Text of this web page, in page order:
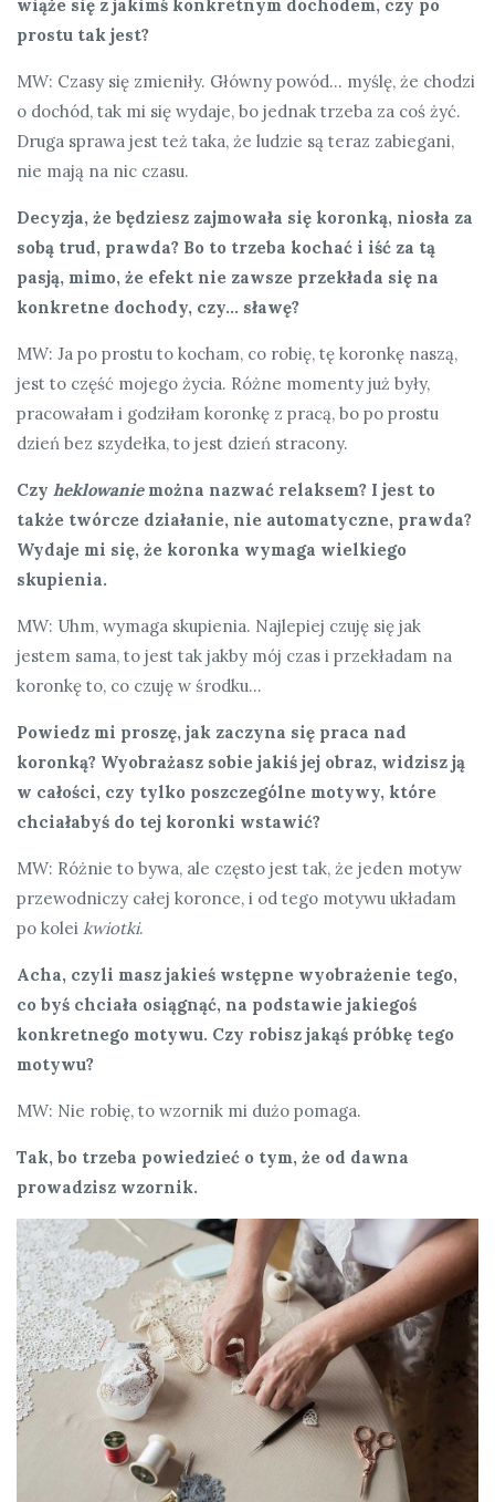
wiąże się z jakimś konkretnym dochodem, czy po
prostu tak jest?
MW: Czasy się zmieniły. Główny powód… myślę, że chodzi
o dochód, tak mi się wydaje, bo jednak trzeba za coś żyć.
Druga sprawa jest też taka, że ludzie są teraz zabiegani,
nie mają na nic czasu.
Decyzja, że będziesz zajmowała się koronką, niosła za
sobą trud, prawda? Bo to trzeba kochać i iść za tą
pasją, mimo, że efekt nie zawsze przekłada się na
konkretne dochody, czy… sławę?
MW: Ja po prostu to kocham, co robię, tę koronkę naszą,
jest to część mojego życia. Różne momenty już były,
pracowałam i godziłam koronkę z pracą, bo po prostu
dzień bez szydełka, to jest dzień stracony.
Czy heklowaniemożna nazwać relaksem? I jest to
także twórcze działanie, nie automatyczne, prawda?
Wydaje mi się, że koronka wymaga wielkiego
skupienia.
MW: Uhm, wymaga skupienia. Najlepiej czuję się jak
jestem sama, to jest tak jakby mój czas i przekładam na
koronkę to, co czuję w środku…
Powiedz mi proszę, jak zaczyna się praca nad
koronką? Wyobrażasz sobie jakiś jej obraz, widzisz ją
w całości, czy tylko poszczególne motywy, które
chciałabyś do tej koronki wstawić?
MW: Różnie to bywa, ale często jest tak, że jeden motyw
przewodniczy całej koronce, i od tego motywu układam
po kolei kwiotki.
Acha, czyli masz jakieś wstępne wyobrażenie tego,
co byś chciała osiągnąć, na podstawie jakiegoś
konkretnego motywu. Czy robisz jakąś próbkę tego
motywu?
MW: Nie robię, to wzornik mi dużo pomaga.
Tak, bo trzeba powiedzieć o tym, że od dawna
prowadzisz wzornik.